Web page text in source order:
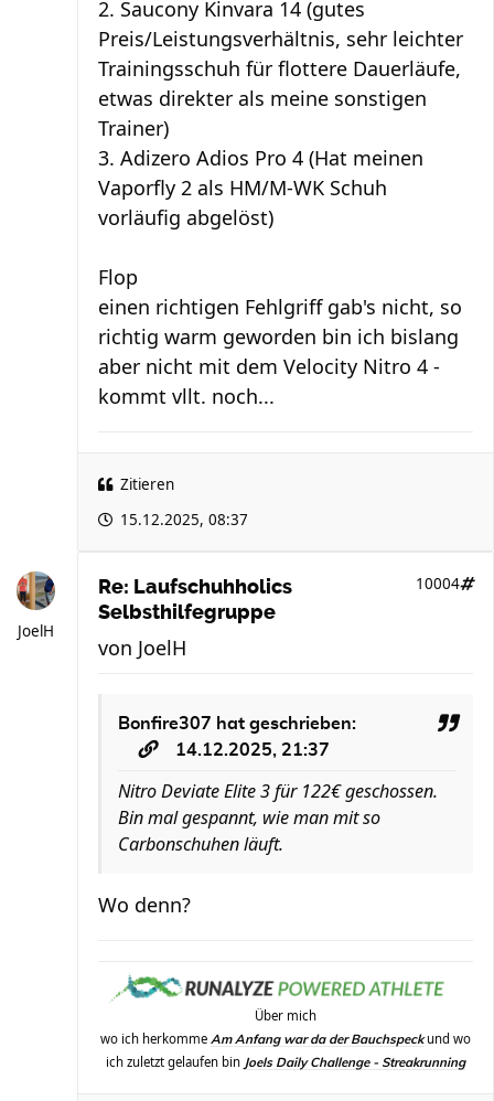
2. Saucony Kinvara 14 (gutes
Preis/Leistungsverhältnis, sehr leichter
Trainingsschuh für flottere Dauerläufe,
etwas direkter als meine sonstigen
Trainer)
3. Adizero Adios Pro 4 (Hat meinen
Vaporfly 2 als HM/M-WK Schuh
vorläufig abgelöst)
Flop
einen richtigen Fehlgriff gab's nicht, so
richtig warm geworden bin ich bislang
aber nicht mit dem Velocity Nitro 4 -
kommt vllt. noch...
Zitieren
15.12.2025, 08:37
JoelH
Re: Laufschuhholics
Selbsthilfegruppe
10004
von JoelH
Bonfire307 hat geschrieben:
14.12.2025, 21:37
Nitro Deviate Elite 3 für 122€ geschossen.
Bin mal gespannt, wie man mit so
Carbonschuhen läuft.
Wo denn?
Über mich
wo ich herkomme Am Anfang war da der Bauchspeckund wo
ich zuletzt gelaufen bin Joels Daily Challenge - Streakrunning